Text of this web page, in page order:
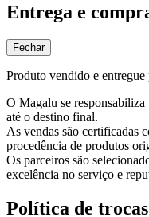
Entrega e
Fechar
Produto vendido e
O Magalu se responsabiliza
até o destino final.
As vendas são certificadas
procedência de produtos
Os parceiros são
excelência no serviço e
Política de